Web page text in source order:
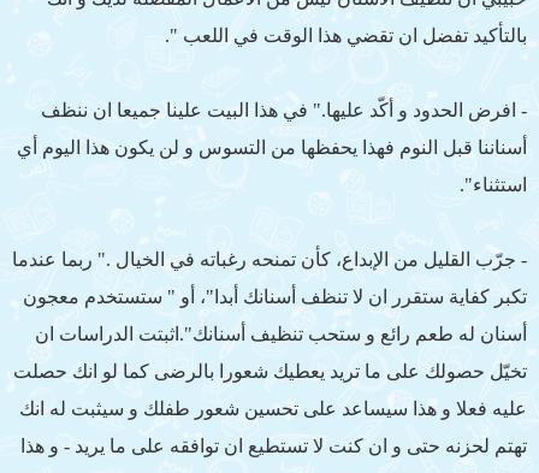
بالتأكيد تفضل ان تقضي هذا الوقت في اللعب ".
- افرض الحدود و أكّد عليها." في هذا البيت علينا جميعا ان ننظف
أسناننا قبل النوم فهذا يحفظها من التسوس و لن يكون هذا اليوم أي
استثناء".
- جرّب القليل من الإبداع، كأن تمنحه رغباته في الخيال ." ربما عندما
تكبر كفاية ستقرر ان لا تنظف أسنانك أبدا"، أو " ستستخدم معجون
أسنان له طعم رائع و ستحب تنظيف أسنانك".اثبتت الدراسات ان
تخيّل حصولك على ما تريد يعطيك شعورا بالرضى كما لو انك حصلت
عليه فعلا و هذا سيساعد على تحسين شعور طفلك و سيثبت له انك
تهتم لحزنه حتى و ان كنت لا تستطيع ان توافقه على ما يريد - و هذا